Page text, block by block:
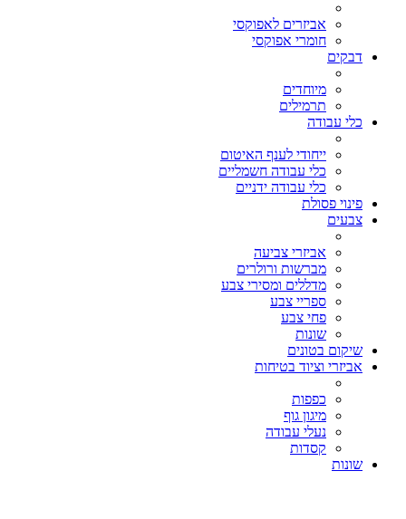
אביזרים לאפוקסי
חומרי אפוקסי
דבקים
מיוחדים
תרמילים
כלי עבודה
ייחודי לענף האיטום
כלי עבודה חשמליים
כלי עבודה ידניים
פינוי פסולת
צבעים
אביזרי צביעה
מברשות ורולרים
מדללים ומסירי צבע
ספריי צבע
פחי צבע
שונות
שיקום בטונים
אביזרי וציוד בטיחות
כפפות
מיגון גוף
נעלי עבודה
קסדות
שונות